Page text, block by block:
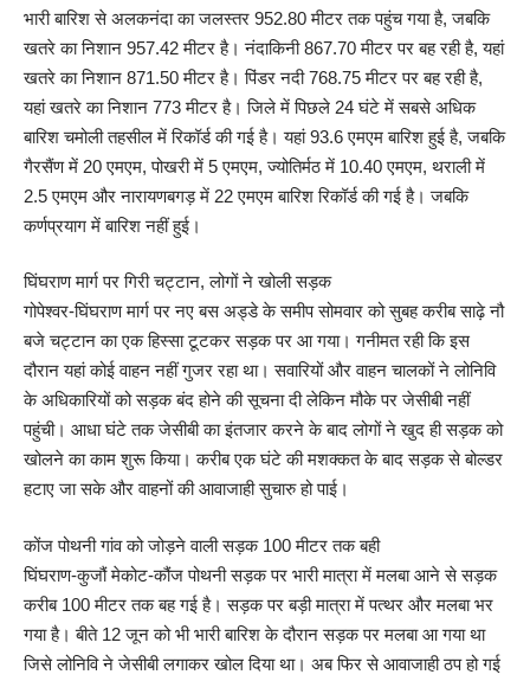
भारी बारिश से अलकनंदा का जलस्तर 952.80 मीटर तक पहुंच गया है, जबकि
खतरे का निशान 957.42 मीटर है। नंदाकिनी 867.70 मीटर पर बह रही है, यहां
खतरे का निशान 871.50 मीटर है। पिंडर नदी 768.75 मीटर पर बह रही है,
यहां खतरे का निशान 773 मीटर है। जिले में पिछले 24 घंटे में सबसे अधिक
बारिश चमोली तहसील में रिकॉर्ड की गई है। यहां 93.6 एमएम बारिश हुई है, जबकि
गैरसैंण में 20 एमएम, पोखरी में 5 एमएम, ज्योतिर्मठ में 10.40 एमएम, थराली में
2.5 एमएम और नारायणबगड़ में 22 एमएम बारिश रिकॉर्ड की गई है। जबकि
कर्णप्रयाग में बारिश नहीं हुई।
घिंघराण मार्ग पर गिरी चट्टान, लोगों ने खोली सड़क
गोपेश्वर-घिंघराण मार्ग पर नए बस अड्डे के समीप सोमवार को सुबह करीब साढ़े नौ
बजे चट्टान का एक हिस्सा टूटकर सड़क पर आ गया। गनीमत रही कि इस
दौरान यहां कोई वाहन नहीं गुजर रहा था। सवारियों और वाहन चालकों ने लोनिवि
के अधिकारियों को सड़क बंद होने की सूचना दी लेकिन मौके पर जेसीबी नहीं
पहुंची। आधा घंटे तक जेसीबी का इंतजार करने के बाद लोगों ने खुद ही सड़क को
खोलने का काम शुरू किया। करीब एक घंटे की मशक्कत के बाद सड़क से बोल्डर
हटाए जा सके और वाहनों की आवाजाही सुचारु हो पाई।
कोंज पोथनी गांव को जोड़ने वाली सड़क 100 मीटर तक बही
घिंघराण-कुजौं मेकोट-कौंज पोथनी सड़क पर भारी मात्रा में मलबा आने से सड़क
करीब 100 मीटर तक बह गई है। सड़क पर बड़ी मात्रा में पत्थर और मलबा भर
गया है। बीते 12 जून को भी भारी बारिश के दौरान सड़क पर मलबा आ गया था
जिसे लोनिवि ने जेसीबी लगाकर खोल दिया था। अब फिर से आवाजाही ठप हो गई